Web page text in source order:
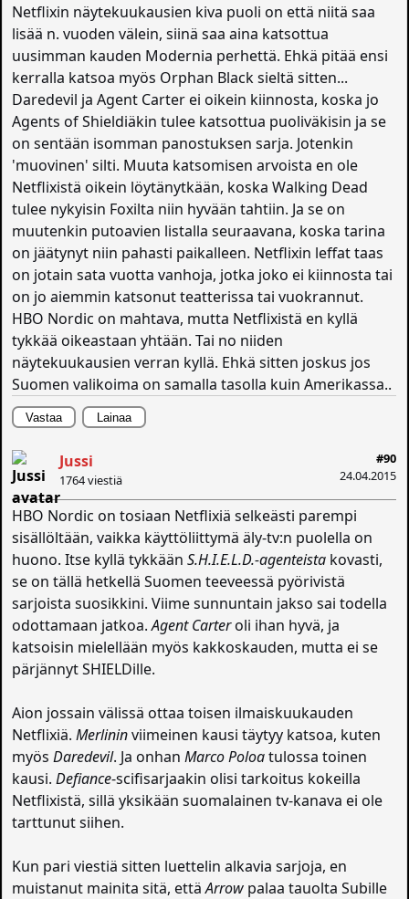
Netflixin näytekuukausien kiva puoli on että niitä saa
lisää n. vuoden välein, siinä saa aina katsottua
uusimman kauden Modernia perhettä. Ehkä pitää ensi
kerralla katsoa myös Orphan Black sieltä sitten...
Daredevil ja Agent Carter ei oikein kiinnosta, koska jo
Agents of Shieldiäkin tulee katsottua puoliväkisin ja se
on sentään isomman panostuksen sarja. Jotenkin
'muovinen' silti. Muuta katsomisen arvoista en ole
Netflixistä oikein löytänytkään, koska Walking Dead
tulee nykyisin Foxilta niin hyvään tahtiin. Ja se on
muutenkin putoavien listalla seuraavana, koska tarina
on jäätynyt niin pahasti paikalleen. Netflixin leffat taas
on jotain sata vuotta vanhoja, jotka joko ei kiinnosta tai
on jo aiemmin katsonut teatterissa tai vuokrannut.
HBO Nordic on mahtava, mutta Netflixistä en kyllä
tykkää oikeastaan yhtään. Tai no niiden
näytekuukausien verran kyllä. Ehkä sitten joskus jos
Suomen valikoima on samalla tasolla kuin Amerikassa..
Vastaa Lainaa
#90
24.04.2015
Jussi
1764 viestiä
HBO Nordic on tosiaan Netflixiä selkeästi parempi
sisällöltään, vaikka käyttöliittymä äly-tv:n puolella on
huono. Itse kyllä tykkäänS.H.I.E.L.D.-agenteista kovasti,
se on tällä hetkellä Suomen teeveessä pyörivistä
sarjoista suosikkini. Viime sunnuntain jakso sai todella
odottamaan jatkoa.Agent Carteroli ihan hyvä, ja
katsoisin mielellään myös kakkoskauden, mutta ei se
pärjännyt SHIELDille.
Aion jossain välissä ottaa toisen ilmaiskuukauden
Netflixiä.Merlininviimeinen kausi täytyy katsoa, kuten
myösDaredevil. Ja onhanMarco Poloatulossa toinen
kausi.Defiance-scifisarjaakin olisi tarkoitus kokeilla
Netflixistä, sillä yksikään suomalainen tv-kanava ei ole
tarttunut siihen.
Kun pari viestiä sitten luettelin alkavia sarjoja, en
muistanut mainita sitä, ettäArrow palaa tauolta Subille